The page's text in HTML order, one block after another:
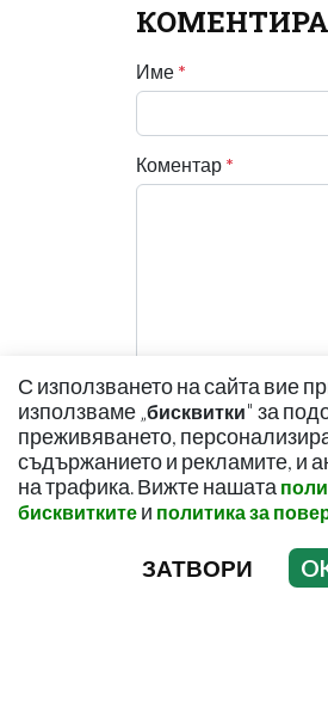
Име *
Коментар *
С използването на сайта вие
използваме „бисквитки" за
преживяването,
съдържанието и рекламите, и
на трафика. Вижте нашата
бисквитките и политика за
ЗАТВОРИ